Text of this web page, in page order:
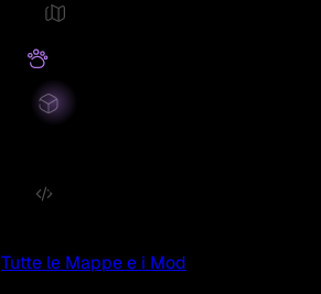
Tutte le Mappe e i Mod